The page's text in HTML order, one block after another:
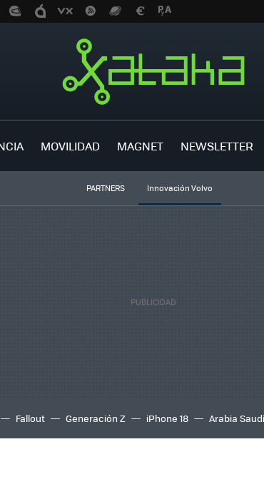
MOVILIDAD MAGNET NEWSLETTER
PARTNERS Innovación Volvo
Fallout Generación Z iPhone 18 Arabia Saudí